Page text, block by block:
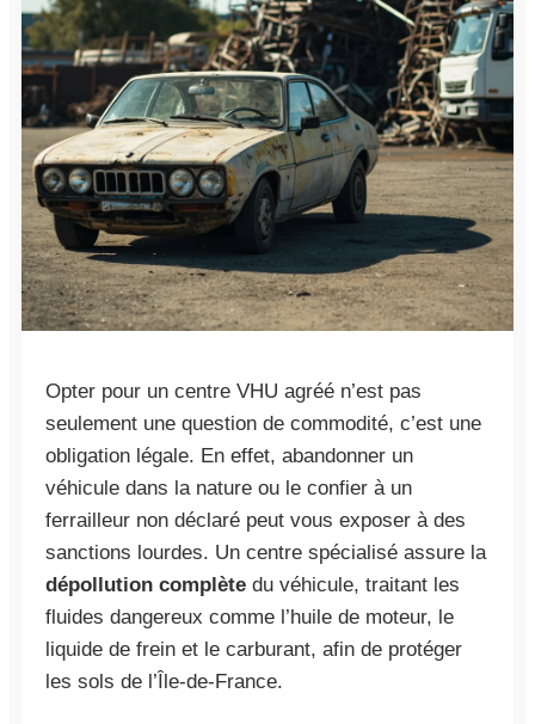
Opter pour un centre VHU agréé n’est pas
seulement une question de commodité, c’est une
obligation légale. En effet, abandonner un
véhicule dans la nature ou le confier à un
ferrailleur non déclaré peut vous exposer à des
sanctions lourdes. Un centre spécialisé assure la
dépollution complète du véhicule, traitant les
fluides dangereux comme l’huile de moteur, le
liquide de frein et le carburant, afin de protéger
les sols de l’Île-de-France.